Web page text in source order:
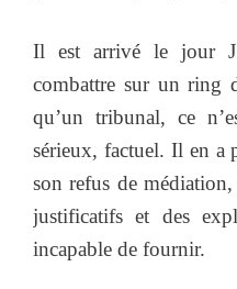
Il est arrivé le jour
combattre sur un ring
qu’un tribunal, ce
sérieux, factuel. Il en a
son refus de
justificatifs et des
incapable de fournir.